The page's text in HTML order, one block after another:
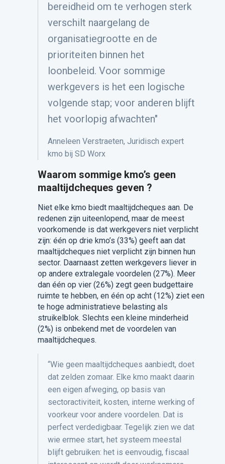
bereidheid om te verhogen sterk
verschilt naargelang de
organisatiegrootte en de
prioriteiten binnen het
loonbeleid. Voor sommige
werkgevers is het een logische
volgende stap; voor anderen blijft
het voorlopig afwachten"
Anneleen Verstraeten, Juridisch expert
kmo bij SD Worx
Waarom sommige kmo’s geen
maaltijdcheques geven ?
Niet elke kmo biedt maaltijdcheques aan. De
redenen zijn uiteenlopend, maar de meest
voorkomende is dat werkgevers niet verplicht
zijn: één op drie kmo’s (33%) geeft aan dat
maaltijdcheques niet verplicht zijn binnen hun
sector. Daarnaast zetten werkgevers liever in
op andere extralegale voordelen (27%). Meer
dan één op vier (26%) zegt geen budgettaire
ruimte te hebben, en één op acht (12%) ziet een
te hoge administratieve belasting als
struikelblok. Slechts een kleine minderheid
(2%) is onbekend met de voordelen van
maaltijdcheques.
“Wie geen maaltijdcheques aanbiedt, doet
dat zelden zomaar. Elke kmo maakt daarin
een eigen afweging, op basis van
sectoractiviteit, kosten, interne werking of
voorkeur voor andere voordelen. Dat is
perfect verdedigbaar. Tegelijk zien we dat
wie ermee start, het systeem meestal
blijft gebruiken: het is eenvoudig, fiscaal